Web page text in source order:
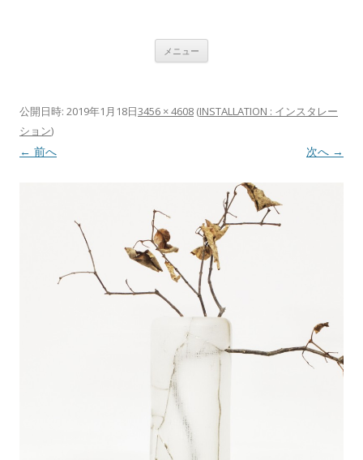
メニュー
公開日時: 2019年1月18日3456 × 4608 (INSTALLATION : インスタレー
ション)
← 前へ 次へ →